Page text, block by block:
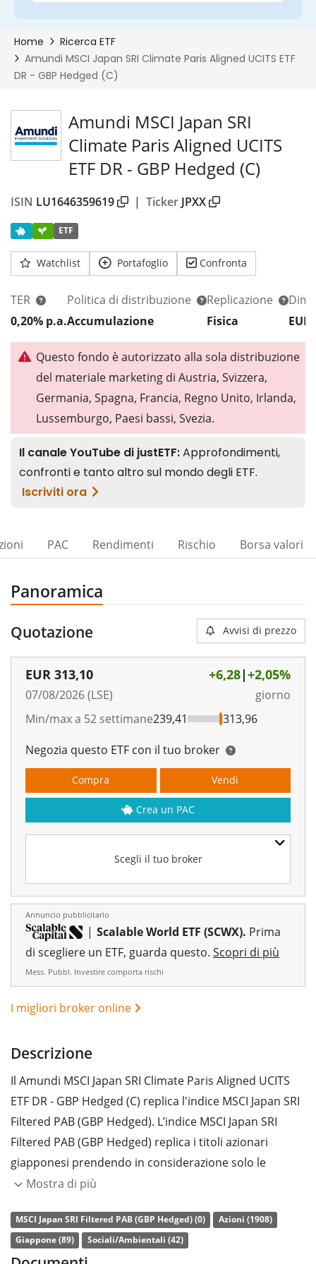
Amundi MSCI Japan SRI
Climate Paris Aligned UCITS
ETF DR - GBP Hedged (C)
ISIN LU1646359619 | Ticker JPXX
ETF
Watchlist Portafoglio Confronta
TER
0,20% p.a.
Politica di distribuzione
Accumulazione
Replicazione
Fisica
Questo fondo è autorizzato alla sola distribuzione
del materiale marketing di Austria, Svizzera,
Germania, Spagna, Francia, Regno Unito, Irlanda,
Lussemburgo, Paesi bassi, Svezia.
PAC Rendimenti Rischio Borsa valori
Panoramica
Quotazione Avvisi di prezzo
EUR 313,10
07/08/2026 (LSE)
+6,28|+2,05%
giorno
Min/max a 52 settimane239,41
313,96
Negozia questo ETF con il tuo broker
Scegli il tuo broker
Compra Vendi
Crea un PAC
Annuncio pubblicitario
| Scalable World ETF (SCWX). Prima
di scegliere un ETF, guarda questo. Scopri di più
Mess. Pubbl. Investire comporta rischi
I migliori broker online
Descrizione
Il Amundi MSCI Japan SRI Climate Paris Aligned UCITS
ETF DR - GBP Hedged (C) replica l'indice MSCI Japan SRI
Filtered PAB (GBP Hedged). L’indice MSCI Japan SRI
Filtered PAB (GBP Hedged) replica i titoli azionari
giapponesi prendendo in considerazione solo le
società con un elevato rating ambientale, sociale e
al fine di assicurare l'inclusione delle migliori società
dal punto di vista ESG. Aziende che generano una parte
Mostra di più
MSCI Japan SRI Filtered PAB (GBP Hedged) (0)
Azioni (1908)
Giappone (89)
Sociali/Ambientali (42)